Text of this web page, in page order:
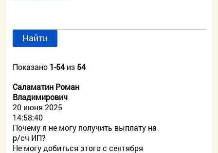
Найти
Показано 1-54из 54
Саламатин Роман
Владимирович
20 июня 2025
14:58:40
Почему я не могу получить выплату на
р/сч ИП?
Не могу добиться этого с сентября